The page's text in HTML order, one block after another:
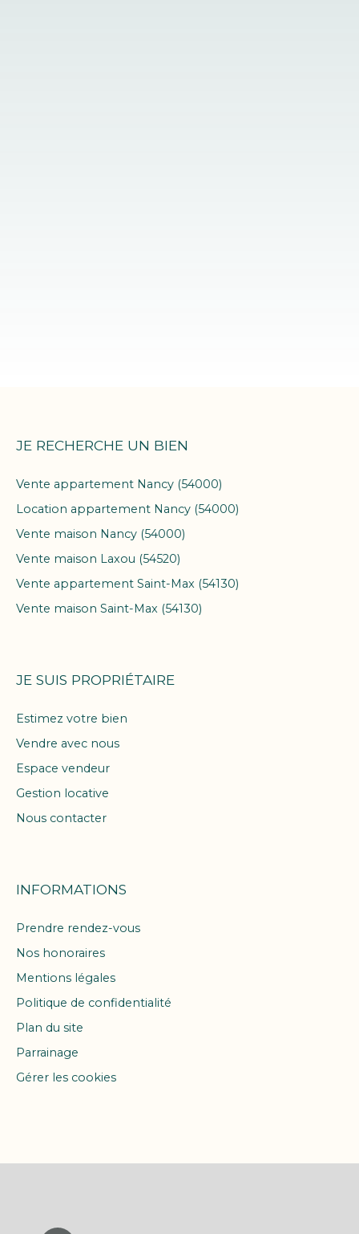
JE RECHERCHE UN BIEN
Vente appartement Nancy (54000)
Location appartement Nancy (54000)
Vente maison Nancy (54000)
Vente maison Laxou (54520)
Vente appartement Saint-Max (54130)
Vente maison Saint-Max (54130)
JE SUIS PROPRIÉTAIRE
Estimez votre bien
Vendre avec nous
Espace vendeur
Gestion locative
Nous contacter
INFORMATIONS
Prendre rendez-vous
Nos honoraires
Mentions légales
Politique de confidentialité
Plan du site
Parrainage
Gérer les cookies